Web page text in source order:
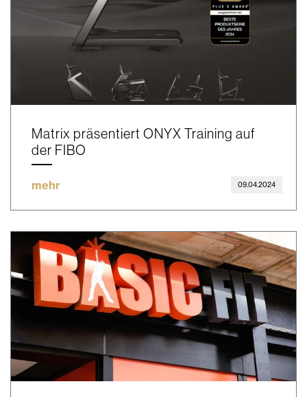
Matrix präsentiert ONYX Training auf
der FIBO
mehr 09.04.2024